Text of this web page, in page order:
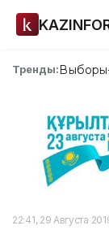
Тренды:
22:41, 29 Августа